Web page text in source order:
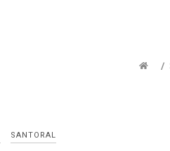
SANTORAL